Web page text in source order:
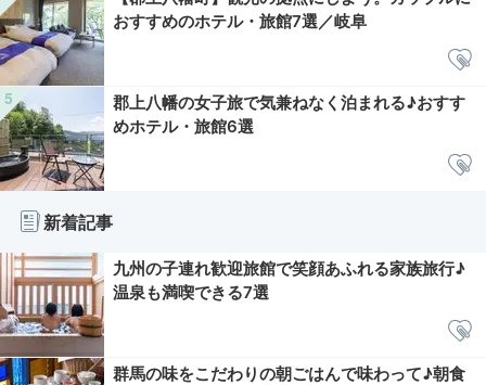
おすすめのホテル・旅館7選／岐阜
郡上八幡の女子旅で気兼ねなく泊まれる♪おすす
めホテル・旅館6選
新着記事
九州の子連れ歓迎旅館で笑顔あふれる家族旅行♪
温泉も満喫できる7選
群馬の味をこだわりの朝ごはんで味わって♪朝食